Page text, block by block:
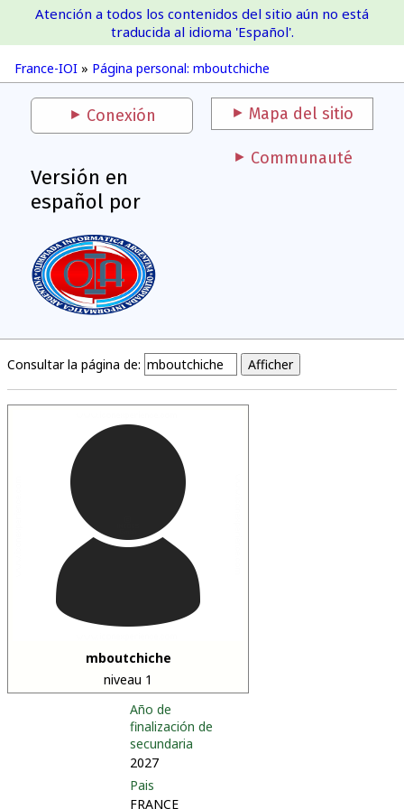
France-IOI
France-IOI » Página personal: mboutchiche
Atención a todos los contenidos del sitio aún no está
traducida al idioma 'Español'.
Conexión Mapa del sitio
Versión en
español por
Communauté
Consultar la página de:
mboutchiche
niveau 1
Año de
finalización de
secundaria
2027
Pais
FRANCE